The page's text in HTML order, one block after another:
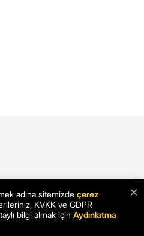
×
adına sitemizde çerez
KVKK ve GDPR
bilgi almak için Aydınlatma